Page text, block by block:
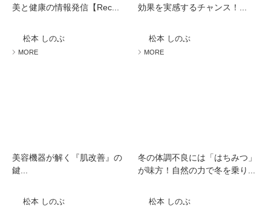
美と健康の情報発信【Rec...
松本 しのぶ
MORE
効果を実感するチャンス！...
松本 しのぶ
MORE
美容機器が解く『肌改善』の
鍵...
松本 しのぶ
冬の体調不良には「はちみつ」
が味方！自然の力で冬を乗り...
松本 しのぶ